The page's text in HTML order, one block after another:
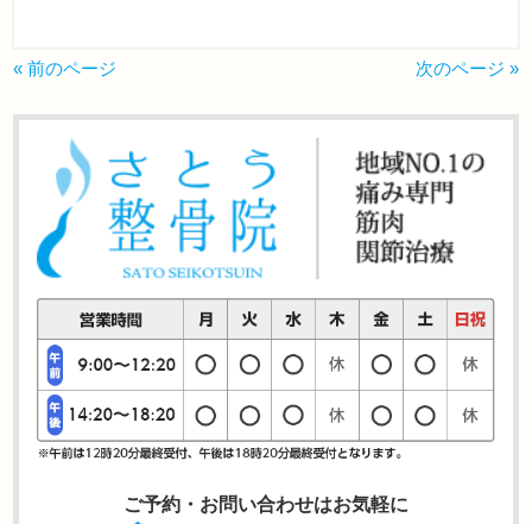
« 前のページ 次のページ »
ご予約・お問い合わせはお気軽に